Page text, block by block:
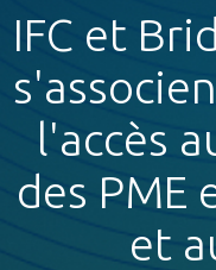
IFC et
l'accès
des PME
et